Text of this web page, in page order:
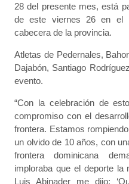
28 del presente mes, está
de este viernes 26 en el
cabecera de la provincia.
Atletas de Pedernales,
Dajabón, Santiago
evento.
“Con la celebración de
compromiso con el
frontera. Estamos
un olvido de 10 años, con
frontera dominicana
imploraba que el deporte la
Luis Abinader me dijo: